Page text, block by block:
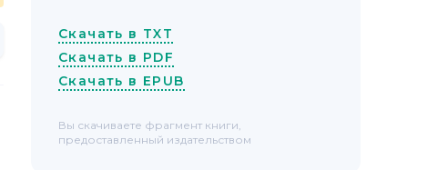
Скачать в TXT
Скачать в PDF
Скачать в EPUB
Вы скачиваете фрагмент книги,
предоставленный издательством